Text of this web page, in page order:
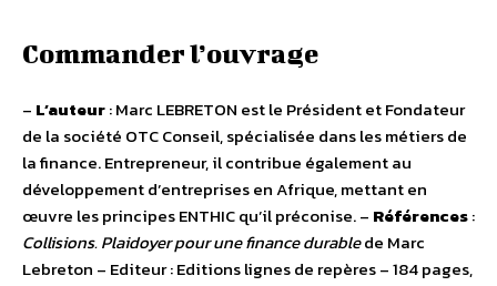
Commander l’ouvrage
– L’auteur: Marc LEBRETON est le Président et Fondateur
de la société OTC Conseil, spécialisée dans les métiers de
la finance. Entrepreneur, il contribue également au
développement d’entreprises en Afrique, mettant en
œuvre les principes ENTHIC qu’il préconise. – Références:
Collisions. Plaidoyer pour une finance durablede Marc
Lebreton – Editeur : Editions lignes de repères – 184 pages,